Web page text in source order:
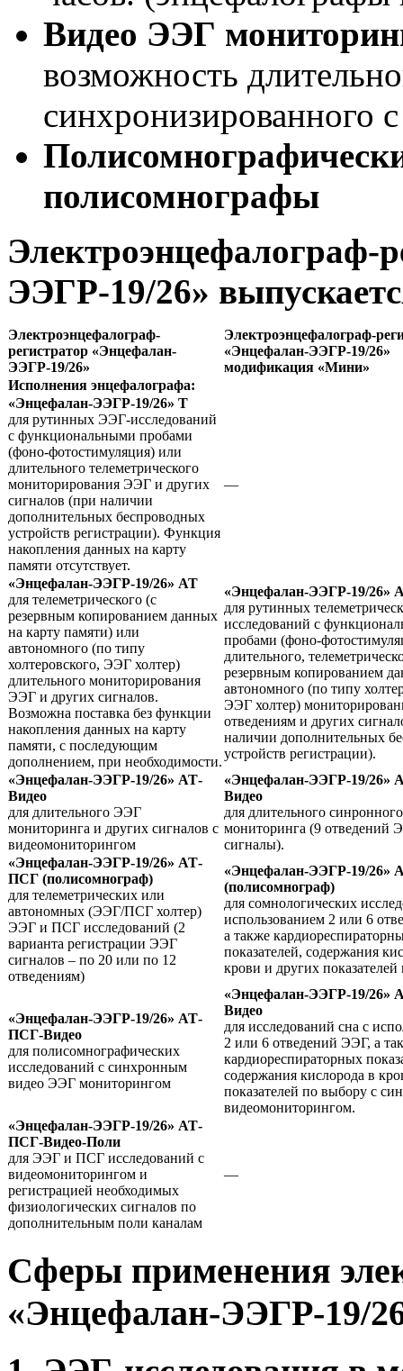
Видео ЭЭГ
возможность
синхронизированного
полисомнографы
Электроэнцефалограф-
ЭЭГР-19/26»
Электроэнцефалограф-
регистратор «Энцефалан-
ЭЭГР-19/26»
Электроэнцефалограф-
«Энцефалан-ЭЭГР-19/26»
модификация «Мини»
Исполнения энцефалографа:
«Энцефалан-ЭЭГР-19/26» Т
для рутинных ЭЭГ-исследований
с функциональными пробами
(фоно-фотостимуляция) или
длительного телеметрического
мониторирования ЭЭГ и других
сигналов (при наличии
дополнительных беспроводных
устройств регистрации). Функция
накопления данных на карту
памяти отсутствует.
—
«Энцефалан-ЭЭГР-19/26» АТ
для телеметрического (с
резервным копированием данных
на карту памяти) или
автономного (по типу
холтеровского, ЭЭГ холтер)
длительного мониторирования
ЭЭГ и других сигналов.
Возможна поставка без функции
накопления данных на карту
памяти, с последующим
дополнением, при необходимости.
«Энцефалан-ЭЭГР-19/26»
для рутинных
исследований с
пробами (фоно-
длительного,
резервным копированием
автономного (по типу
ЭЭГ холтер)
отведениям и других
наличии дополнительных
устройств регистрации).
«Энцефалан-ЭЭГР-19/26» АТ-
Видео
для длительного ЭЭГ
мониторинга и других сигналов с
видеомониторингом
«Энцефалан-ЭЭГР-19/26»
Видео
для длительного
мониторинга (9 отведений
сигналы).
«Энцефалан-ЭЭГР-19/26» АТ-
ПСГ (полисомнограф)
для телеметрических или
автономных (ЭЭГ/ПСГ холтер)
ЭЭГ и ПСГ исследований (2
варианта регистрации ЭЭГ
сигналов – по 20 или по 12
отведениям)
«Энцефалан-ЭЭГР-19/26»
(полисомнограф)
для сомнологических
использованием 2 или 6
а также
показателей, содержания
крови и других
«Энцефалан-ЭЭГР-19/26» АТ-
ПСГ-Видео
для полисомнографических
исследований с синхронным
видео ЭЭГ мониторингом
«Энцефалан-ЭЭГР-19/26»
Видео
для исследований сна с
2 или 6 отведений ЭЭГ, а
кардиореспираторных
содержания кислорода в
показателей по выбору с
видеомониторингом.
«Энцефалан-ЭЭГР-19/26» АТ-
ПСГ-Видео-Поли
для ЭЭГ и ПСГ исследований с
видеомониторингом и
регистрацией необходимых
физиологических сигналов по
дополнительным поли каналам
—
Сферы применения
«Энцефалан-ЭЭГР-19/